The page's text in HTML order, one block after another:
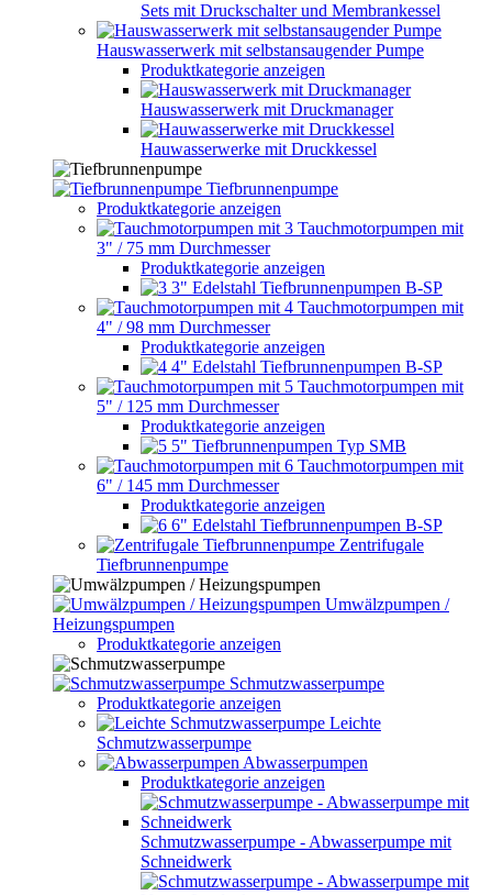
Sets mit Druckschalter und Membrankessel
Hauswasserwerk mit selbstansaugender Pumpe
Produktkategorie anzeigen
Hauswasserwerk mit Druckmanager
Hauwasserwerke mit Druckkessel
Tiefbrunnenpumpe
Produktkategorie anzeigen
Tauchmotorpumpen mit
3" / 75 mm Durchmesser
Produktkategorie anzeigen
3" Edelstahl Tiefbrunnenpumpen B-SP
Tauchmotorpumpen mit
4" / 98 mm Durchmesser
Produktkategorie anzeigen
4" Edelstahl Tiefbrunnenpumpen B-SP
Tauchmotorpumpen mit
5" / 125 mm Durchmesser
Produktkategorie anzeigen
5" Tiefbrunnenpumpen Typ SMB
Tauchmotorpumpen mit
6" / 145 mm Durchmesser
Produktkategorie anzeigen
6" Edelstahl Tiefbrunnenpumpen B-SP
Zentrifugale
Tiefbrunnenpumpe
Umwälzpumpen /
Heizungspumpen
Produktkategorie anzeigen
Schmutzwasserpumpe
Produktkategorie anzeigen
Leichte
Schmutzwasserpumpe
Abwasserpumpen
Produktkategorie anzeigen
Schmutzwasserpumpe - Abwasserpumpe mit
Schneidwerk